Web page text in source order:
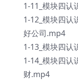
1-11_模块四认
1-12_模块四认
好公司.mp4
1-13_模块四认
1-14_模块四认
财.mp4